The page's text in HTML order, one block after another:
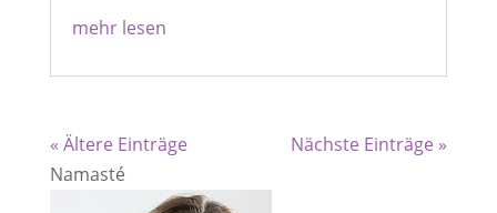
mehr lesen
« Ältere Einträge
Nächste Einträge »
Namasté